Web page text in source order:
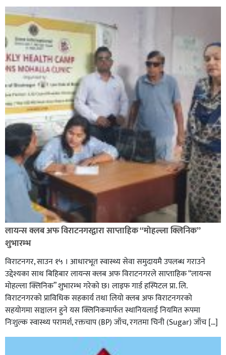
लायन्स क्लब अफ विराटनगरद्वारा साप्ताहिक “मोहल्ला क्लिनिक”
शुभारम्भ
विराटनगर, साउन १५ । आधारभूत स्वास्थ्य सेवा समुदायमै उपलब्ध गराउने
उद्देश्यका साथ बिहिबार लायन्स क्लब अफ विराटनगरले साप्ताहिक “लायन्स
मोहल्ला क्लिनिक” शुभारम्भ गरेकाे छ। लाइफ गार्ड हस्पिटल प्रा. लि.
विराटनगरको प्राविधिक सहकार्य तथा लियो क्लब अफ विराटनगरको
सहयोगमा सञ्चालन हुने यस क्लिनिकमार्फत स्थानियलाई नियमित रूपमा
निःशुल्क स्वास्थ्य परामर्श, रक्तचाप (BP) जाँच, रगतमा चिनी (Sugar) जाँच […]